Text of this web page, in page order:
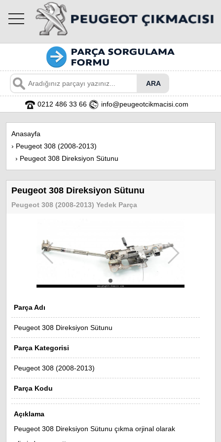
toggle
navigation
0212 486 33 66 info@peugeotcikmacisi.com
Anasayfa
› Peugeot 308 (2008-2013)
› Peugeot 308 Direksiyon Sütunu
Peugeot 308 Direksiyon Sütunu
Peugeot 308 (2008-2013) Yedek Parça
Parça Adı
Peugeot 308 Direksiyon Sütunu
Parça Kategorisi
Peugeot 308 (2008-2013)
Parça Kodu
Açıklama
Peugeot 308 Direksiyon Sütunu çıkma orjinal olarak